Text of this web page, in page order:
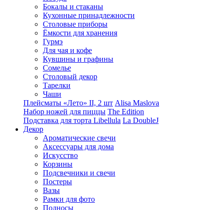
Бокалы и стаканы
Кухонные принадлежности
Столовые приборы
Ëмкости для хранения
Гурмэ
Для чая и кофе
Кувшины и графины
Сомелье
Столовый декор
Тарелки
Чаши
Плейсматы «Лето» II, 2 шт Alisa Maslova
Набор ножей для пиццы The Edition
Подставка для торта Libellula La DoubleJ
Декор
Ароматические свечи
Аксессуары для дома
Искусство
Корзины
Подсвечники и свечи
Постеры
Вазы
Рамки для фото
Подносы